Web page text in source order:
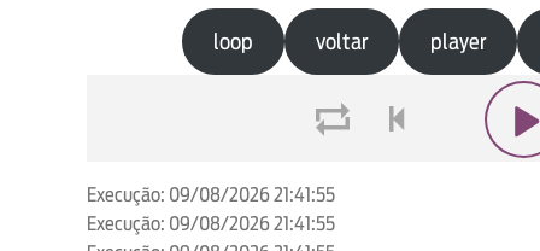
loop voltar player
Execução: 09/08/2026 21:41:55
Execução: 09/08/2026 21:41:55